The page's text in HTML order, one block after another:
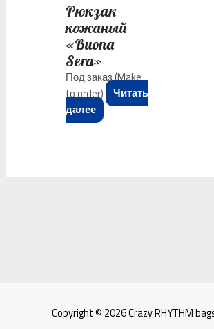
Рюкзак
кожаный
«Buona
Sera»
Под заказ (Make
to order)
Читать
далее
Copyright © 2026Crazy RHYTHM